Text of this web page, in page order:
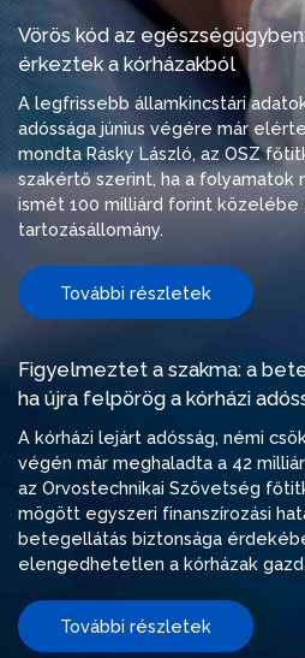
Vörös kód az
érkeztek a kórházakból
A legfrissebb államkincstári
adóssága június végére már
mondta Rásky László, az OSZ
szakértő szerint, ha a folyamatok
ismét 100 milliárd forint
tartozásállomány.
További részletek
Figyelmeztet a szakma: a
ha újra felpörög a kórházi
A kórházi lejárt adósság, némi
végén már meghaladta a 42
az Orvostechnikai Szövetség
mögött egyszeri finanszírozási
betegellátás biztonsága
elengedhetetlen a kórházak
További részletek